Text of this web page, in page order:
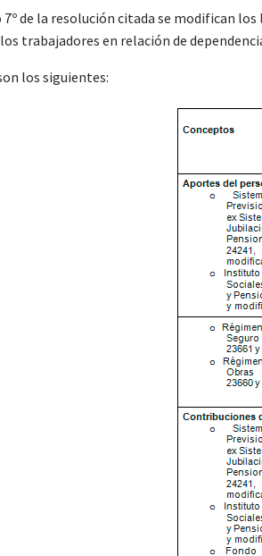
de la resolución citada se modifican
trabajadores en relación de
los siguientes: